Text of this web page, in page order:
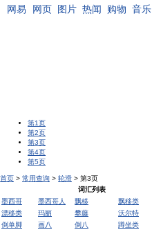
网易 网页 图片 热闻 购物 音乐
第1页
第2页
第3页
第4页
第5页
首页 > 常用查询 > 轮滑 > 第3页
词汇列表
墨西哥
墨西哥人 飘移 飘移类
漂移类
玛丽 攀藤 沃尔特
倒单脚
画八 倒八 蹲坐类